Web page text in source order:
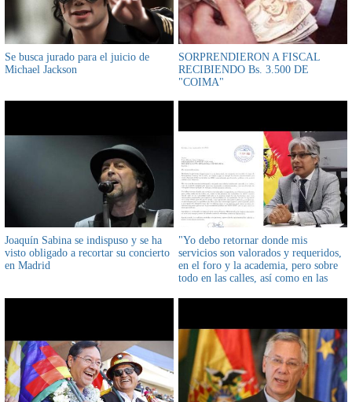
Se busca jurado para el juicio de
Michael Jackson
SORPRENDIERON A FISCAL
RECIBIENDO Bs. 3.500 DE
"COIMA"
Joaquín Sabina se indispuso y se ha
visto obligado a recortar su concierto
en Madrid
"Yo debo retornar donde mis
servicios son valorados y requeridos,
en el foro y la academia, pero sobre
todo en las calles, así como en las